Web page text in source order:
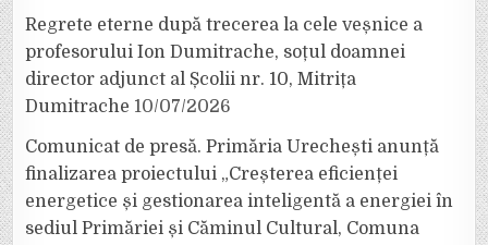
Regrete eterne după trecerea la cele veșnice a
profesorului Ion Dumitrache, soțul doamnei
director adjunct al Școlii nr. 10, Mitrița
Dumitrache 10/07/2026
Comunicat de presă. Primăria Urechești anunță
finalizarea proiectului „Creșterea eficienței
energetice și gestionarea inteligentă a energiei în
sediul Primăriei și Căminul Cultural, Comuna